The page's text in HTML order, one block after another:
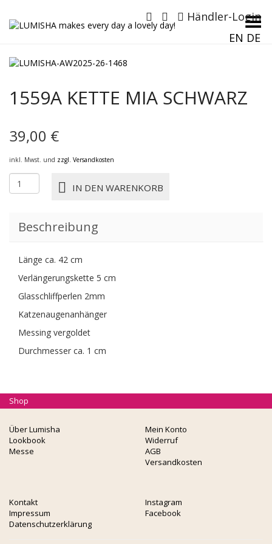
Händler-Login
EN DE
Menü umschalten
1559A KETTE MIA SCHWARZ
39,00 €
inkl. Mwst. und zzgl. Versandkosten
1559A
KETTE
Menge
IN DEN WARENKORB
Beschreibung
Länge ca. 42 cm
Verlängerungskette 5 cm
Glasschliffperlen 2mm
Katzenaugenanhänger
Messing vergoldet
Durchmesser ca. 1 cm
Über Lumisha
Lookbook
Messe
Mein Konto
Widerruf
AGB
Versandkosten
Kontakt
Impressum
Datenschutzerklärung
Instagram
Facebook
Shop